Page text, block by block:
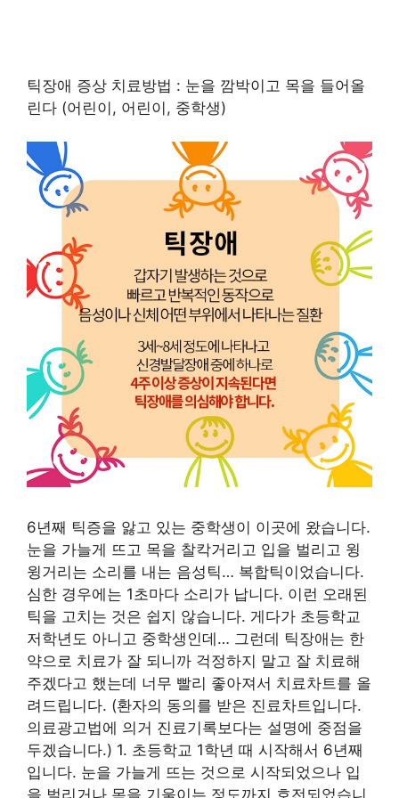
틱장애 증상 치료방법 : 눈을 깜박이고 목을 들어올
린다 (어린이, 어린이, 중학생)
6년째 틱증을 앓고 있는 중학생이 이곳에 왔습니다.
눈을 가늘게 뜨고 목을 찰칵거리고 입을 벌리고 윙
윙거리는 소리를 내는 음성틱… 복합틱이었습니다.
심한 경우에는 1초마다 소리가 납니다. 이런 오래된
틱을 고치는 것은 쉽지 않습니다. 게다가 초등학교
저학년도 아니고 중학생인데… 그런데 틱장애는 한
약으로 치료가 잘 되니까 걱정하지 말고 잘 치료해
주겠다고 했는데 너무 빨리 좋아져서 치료차트를 올
려드립니다. (환자의 동의를 받은 진료차트입니다.
의료광고법에 의거 진료기록보다는 설명에 중점을
두겠습니다.) 1. 초등학교 1학년 때 시작해서 6년째
입니다. 눈을 가늘게 뜨는 것으로 시작되었으나 입
을 벌리거나 목을 기울이는 정도까지 호전되었습니